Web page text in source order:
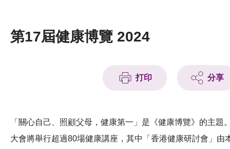
科技分享
會籍
第17屆健康博覽 2024
打印 分享
「關心自己、照顧父母，健康第一」是《健康博覽》的主題
大會將舉行超過80場健康講座，其中「香港健康研討會」由